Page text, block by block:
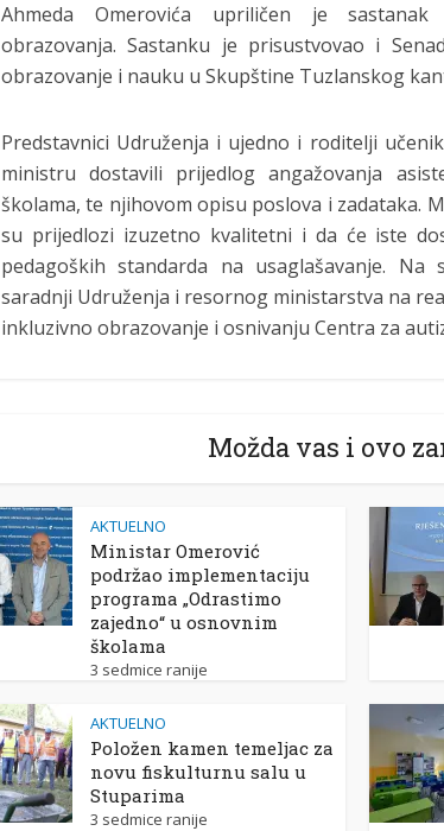
Ahmeda Omerovića upriličen je
obrazovanja. Sastanku je prisustvovao i
obrazovanje i nauku u Skupštine Tuzlanskog
Predstavnici Udruženja i ujedno i roditelji
ministru dostavili prijedlog angažovanja
školama, te njihovom opisu poslova i zadataka.
su prijedlozi izuzetno kvalitetni i da će iste
pedagoških standarda na usaglašavanje.
saradnji Udruženja i resornog ministarstva na
inkluzivno obrazovanje i osnivanju Centra za
Možda vas i ovo
AKTUELNO
Ministar Omerović
podržao implementaciju
programa „Odrastimo
zajedno“ u osnovnim
školama
3 sedmice ranije
AKTUELNO
Položen kamen temeljac za
novu fiskulturnu salu u
Stuparima
3 sedmice ranije